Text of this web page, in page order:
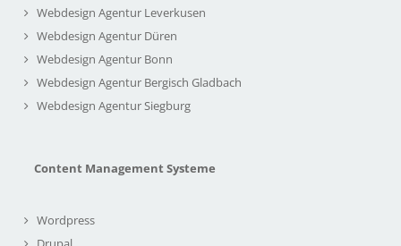
Webdesign Agentur Leverkusen
Webdesign Agentur Düren
Webdesign Agentur Bonn
Webdesign Agentur Bergisch Gladbach
Webdesign Agentur Siegburg
Content Management Systeme
Wordpress